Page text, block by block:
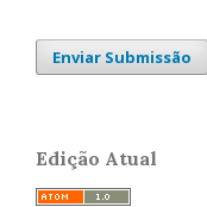
Enviar Submissão
Edição Atual